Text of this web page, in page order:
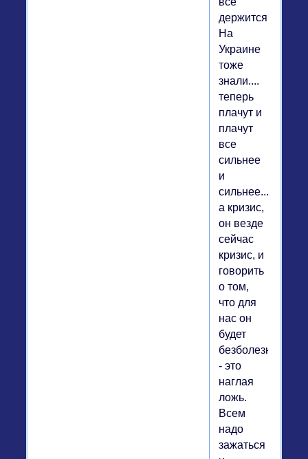
держится?
На
Украине
тоже
знали....
теперь
плачут и
плачут
все
сильнее
и
сильнее....
а кризис,
он везде
сейчас
кризис, и
говорить
о том,
что для
нас он
будет
безболезненным
- это
наглая
ложь.
Всем
надо
зажаться